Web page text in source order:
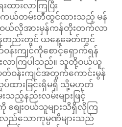
ထားလာကြပြီး
ကယ်တမ်းတီထွင်ထားသည့် မန်
က် ဝယ်လိုအားမှန်ကန်တိုးတက်လာ
ျိန်တည်းတွင် ယနေ့ခေတ်တွင်
န်းကျင်ကိုစောင့်ရှောက်ရန်
လာကြပါသည်။ သူတို့ဝယ်ယူ
ဝန်းကျင်အတွက်ကောင်းမွန်
လုပ်ထားခြင်းရှိမရှိ သို့မဟုတ်
ည့်နည်းလမ်းများဖြင့်
စျေးဝယ်သူများသိရှိလိုကြ
ည်သောကုမ္ပဏီများသည်